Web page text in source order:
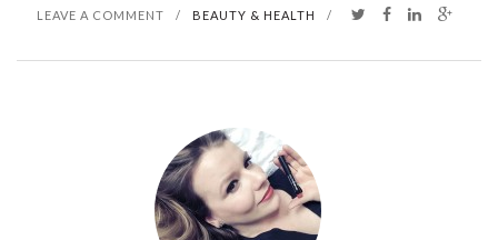
LEAVE A COMMENT / BEAUTY & HEALTH /